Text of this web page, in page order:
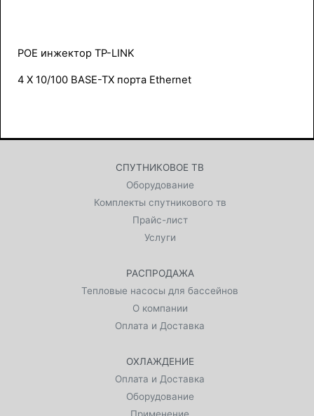
POE инжектор TP-LINK
4 Х 10/100 BASE-TX порта Ethernet
СПУТНИКОВОЕ ТВ
Оборудование
Комплекты спутникового тв
Прайс-лист
Услуги
РАСПРОДАЖА
Тепловые насосы для бассейнов
О компании
Оплата и Доставка
ОХЛАЖДЕНИЕ
Оплата и Доставка
Оборудование
Применение